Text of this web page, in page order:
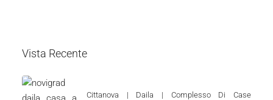
Vista Recente
Cittanova | Daila | Complesso Di Case